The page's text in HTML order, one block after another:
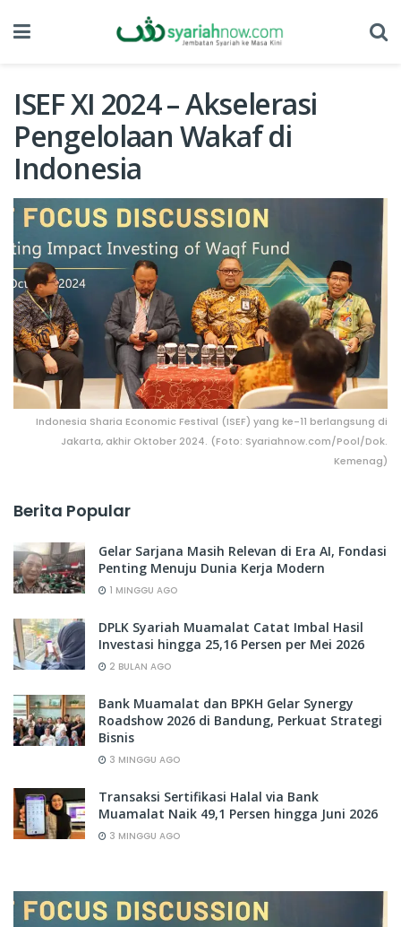
ISEF XI 2024 – Akselerasi
Pengelolaan Wakaf di
Indonesia
Indonesia Sharia Economic Festival (ISEF) yang ke-11 berlangsung di
Jakarta, akhir Oktober 2024. (Foto: Syariahnow.com/Pool/Dok.
Kemenag)
Berita Popular
Gelar Sarjana Masih Relevan di Era AI, Fondasi
Penting Menuju Dunia Kerja Modern
1 MINGGU AGO
DPLK Syariah Muamalat Catat Imbal Hasil
Investasi hingga 25,16 Persen per Mei 2026
2 BULAN AGO
Bank Muamalat dan BPKH Gelar Synergy
Roadshow 2026 di Bandung, Perkuat Strategi
Bisnis
3 MINGGU AGO
Transaksi Sertifikasi Halal via Bank
Muamalat Naik 49,1 Persen hingga Juni 2026
3 MINGGU AGO